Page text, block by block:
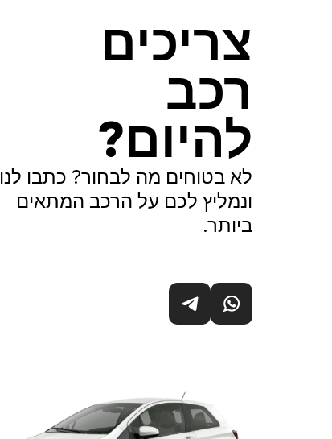
צריכים
רכב
להיום?
לא בטוחים מה לבחור? כתבו לנו
ונמליץ לכם על הרכב המתאים
ביותר.